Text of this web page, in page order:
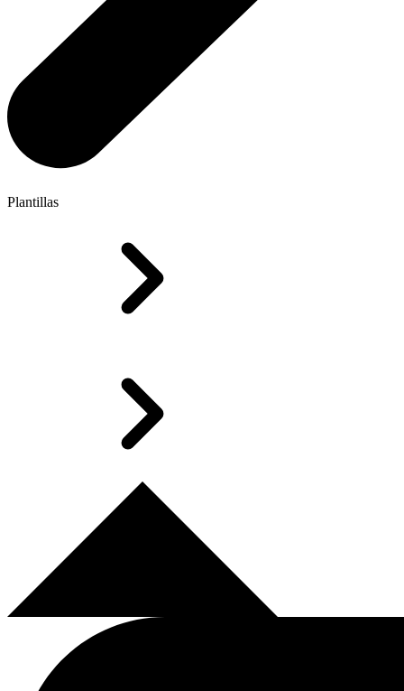
Plantillas